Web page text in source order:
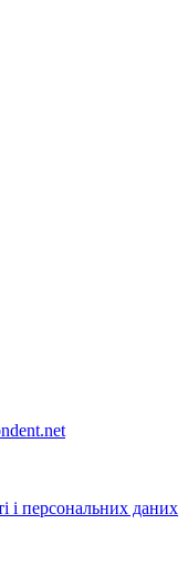
і персональних даних